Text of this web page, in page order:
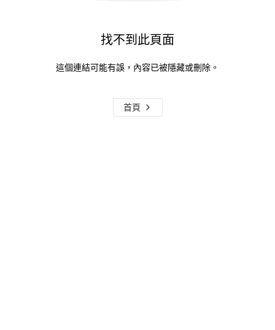
找不到此頁面
這個連結可能有誤，內容已被隱藏或刪除。
首頁